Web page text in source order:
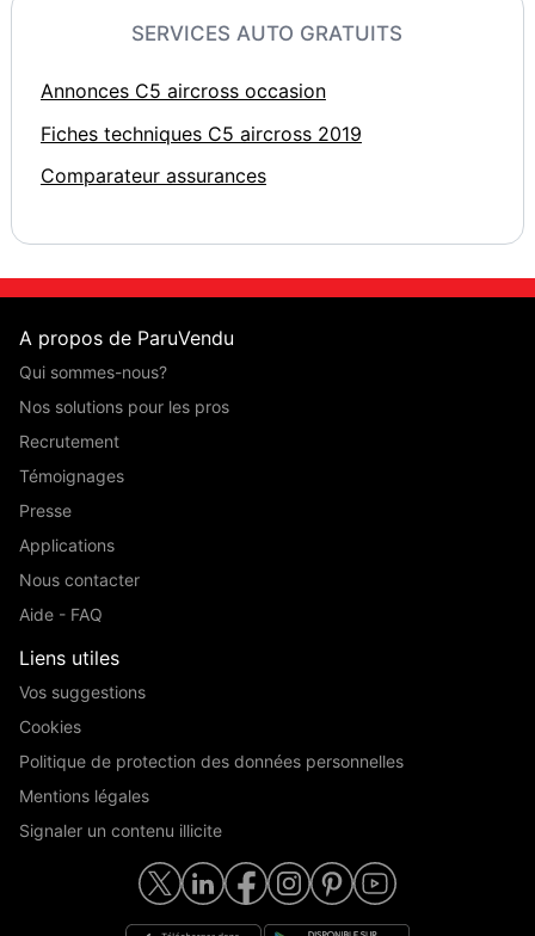
SERVICES AUTO GRATUITS
Annonces C5 aircross occasion
Fiches techniques C5 aircross 2019
Comparateur assurances
A propos de ParuVendu
Qui sommes-nous?
Nos solutions pour les pros
Recrutement
Témoignages
Presse
Applications
Nous contacter
Aide - FAQ
Liens utiles
Vos suggestions
Cookies
Politique de protection des données personnelles
Mentions légales
Signaler un contenu illicite